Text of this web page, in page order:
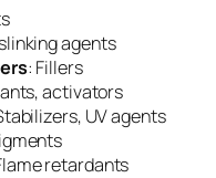
agents
: Fillers
activators
UV agents
retardants